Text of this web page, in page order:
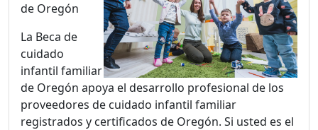
de Oregón
La Beca de
cuidado
infantil familiar
de Oregón apoya el desarrollo profesional de los
proveedores de cuidado infantil familiar
registrados y certificados de Oregón. Si usted es el